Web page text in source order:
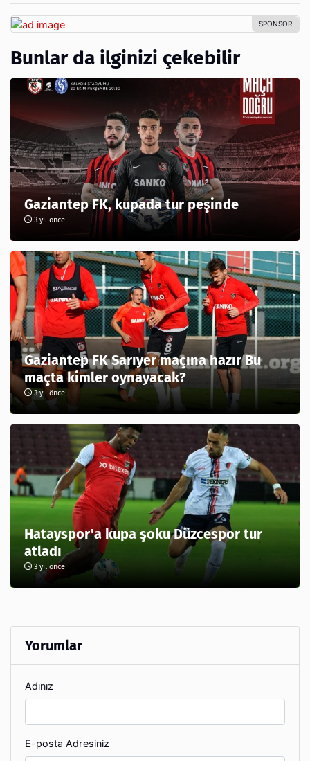
Bunlar da ilginizi çekebilir
Gaziantep FK, kupada tur peşinde
3 yıl önce
Gaziantep FK Sarıyer maçına hazır Bu
maçta kimler oynayacak?
3 yıl önce
Hatayspor'a kupa şoku Düzcespor tur
atladı
3 yıl önce
Yorumlar
Adınız
E-posta Adresiniz